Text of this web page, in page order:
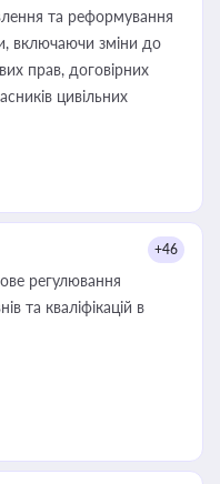
та реформування
включаючи зміни до
прав, договірних
цивільних
+46
регулювання
та кваліфікацій в